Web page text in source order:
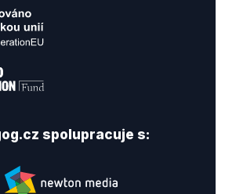
spolupracuje s: